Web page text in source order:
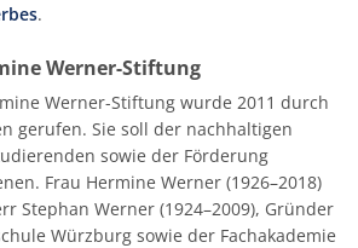
.
Werner-Stiftung
Werner-Stiftung wurde 2011 durch
gerufen. Sie soll der nachhaltigen
sowie der Förderung
Frau Hermine Werner (1926–2018)
Stephan Werner (1924–2009), Gründer
Würzburg sowie der Fachakademie